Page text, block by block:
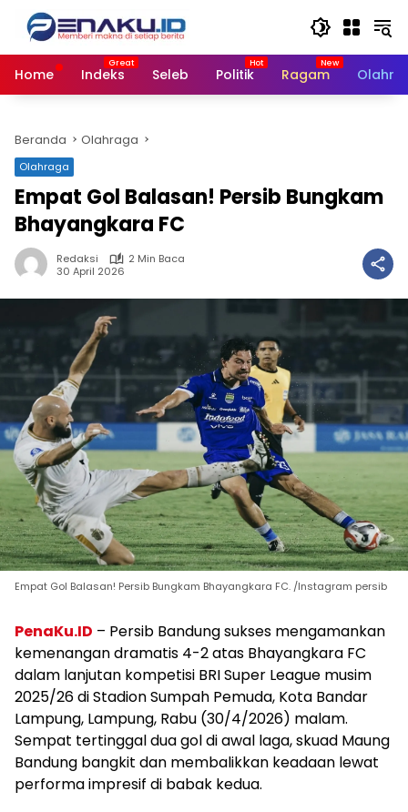
Langsung
konten
Home
Indeks Seleb Politik Ragam
Beranda Olahraga
Olahraga
Empat Gol Balasan! Persib Bungkam
Bhayangkara FC
Redaksi
2 Min Baca
30 April 2026
Empat Gol Balasan! Persib Bungkam Bhayangkara FC. /Instagram persib
PenaKu.ID – Persib Bandung sukses mengamankan
kemenangan dramatis 4-2 atas Bhayangkara FC
dalam lanjutan kompetisi BRI Super League musim
2025/26 di Stadion Sumpah Pemuda, Kota Bandar
Lampung, Lampung, Rabu (30/4/2026) malam.
Sempat tertinggal dua gol di awal laga, skuad Maung
Bandung bangkit dan membalikkan keadaan lewat
performa impresif di babak kedua.